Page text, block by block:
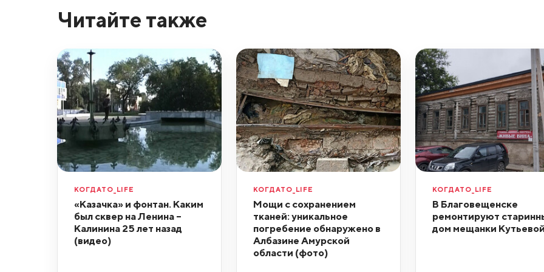
Читайте также
КОГДАТО_LIFE
«Казачка» и фонтан. Каким
был сквер на Ленина –
Калинина 25 лет назад
(видео)
КОГДАТО_LIFE
Мощи с сохранением
тканей: уникальное
погребение обнаружено в
Албазине Амурской
области (фото)
КОГДАТО_LIFE
В Благовещенске
ремонтируют
дом мещанки